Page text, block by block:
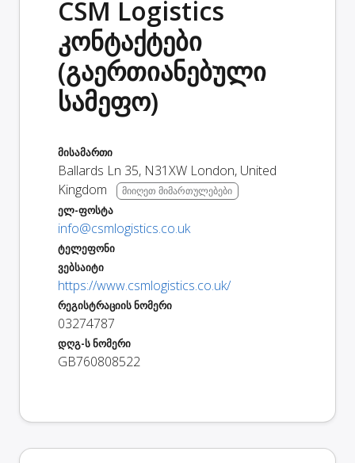
CSM Logistics
კონტაქტები
(გაერთიანებული
სამეფო)
მისამართი
Ballards Ln 35, N31XW London, United
Kingdom
მიიღეთ მიმართულებები
ელ-ფოსტა
info@csmlogistics.co.uk
ტელეფონი
ვებსაიტი
https://www.csmlogistics.co.uk/
რეგისტრაციის ნომერი
03274787
დღგ-ს ნომერი
GB760808522